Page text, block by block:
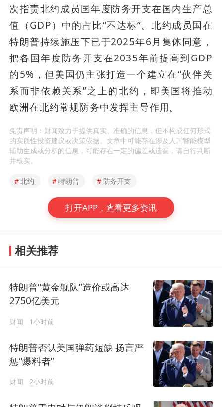
次指责北约成员国年度防务开支在国内生产总
值（GDP）中的占比“不达标”。北约成员国在
特朗普持续施压下已于2025年6月集体同意，
把各国年度防务开支在2035年前提高到GDP
的5%，但美国仍主张打造一个建立在“伙伴关
系而非依赖关系”之上的北约，即美国将推动
欧洲在北约常规防务中发挥主导作用。
免责声明：财闻致力于提供真实、准确的信息，但不构成任何形式
的实质性投资建议或决策依据。文章中可能存在涉及人工智能模型
辅助生成或分析的信息，可能存在一定的偏差或遗漏，请自行判断
并核实。
#北约 # 特朗普 # 防务开支
打开APP，查看更多资讯
相关推荐
特朗普“黄金舰队”造价或高达
2750亿美元
财闻 1小时前
特朗普否认美国弹药短缺 扬言严
惩“爆料者”
财闻 2小时前